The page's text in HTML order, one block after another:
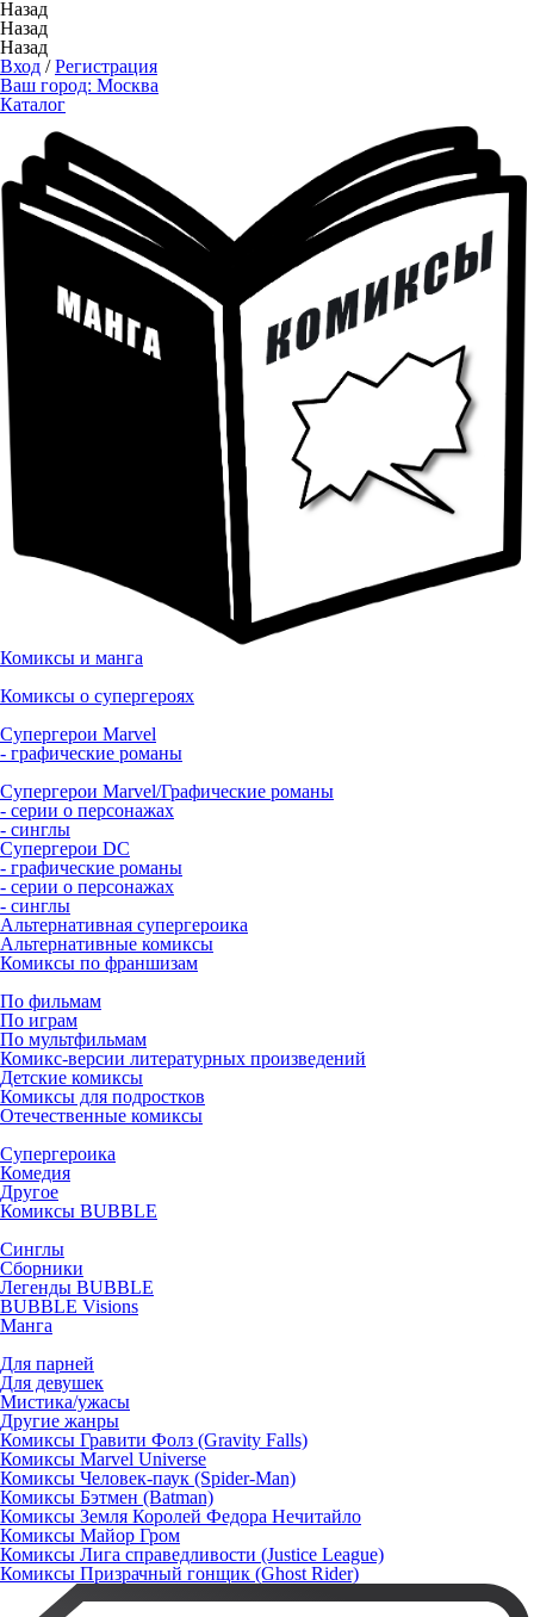
Назад
Назад
Назад
Вход /Регистрация
Ваш город: Москва
Каталог
Комиксы и манга
Комиксы о супергероях
Супергерои Marvel
- графические романы
Супергерои Marvel/Графические романы
- серии о персонажах
- синглы
Супергерои DC
- графические романы
- серии о персонажах
- синглы
Альтернативная супергероика
Альтернативные комиксы
Комиксы по франшизам
По фильмам
По играм
По мультфильмам
Комикс-версии литературных произведений
Детские комиксы
Комиксы для подростков
Отечественные комиксы
Супергероика
Комедия
Другое
Комиксы BUBBLE
Синглы
Сборники
Легенды BUBBLE
BUBBLE Visions
Манга
Для парней
Для девушек
Мистика/ужасы
Другие жанры
Комиксы Гравити Фолз (Gravity Falls)
Комиксы Marvel Universe
Комиксы Человек-паук (Spider-Man)
Комиксы Бэтмен (Batman)
Комиксы Земля Королей Федора Нечитайло
Комиксы Майор Гром
Комиксы Лига справедливости (Justice League)
Комиксы Призрачный гонщик (Ghost Rider)